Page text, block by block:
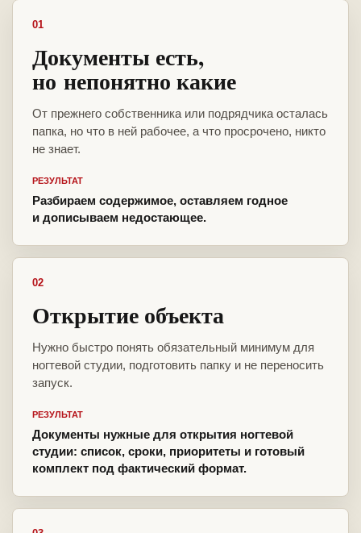
01
Документы есть,
но непонятно какие
От прежнего собственника или подрядчика осталась
папка, но что в ней рабочее, а что просрочено, никто
не знает.
РЕЗУЛЬТАТ
Разбираем содержимое, оставляем годное
и дописываем недостающее.
02
Открытие объекта
Нужно быстро понять обязательный минимум для
ногтевой студии, подготовить папку и не переносить
запуск.
РЕЗУЛЬТАТ
Документы нужные для открытия ногтевой
студии: список, сроки, приоритеты и готовый
комплект под фактический формат.